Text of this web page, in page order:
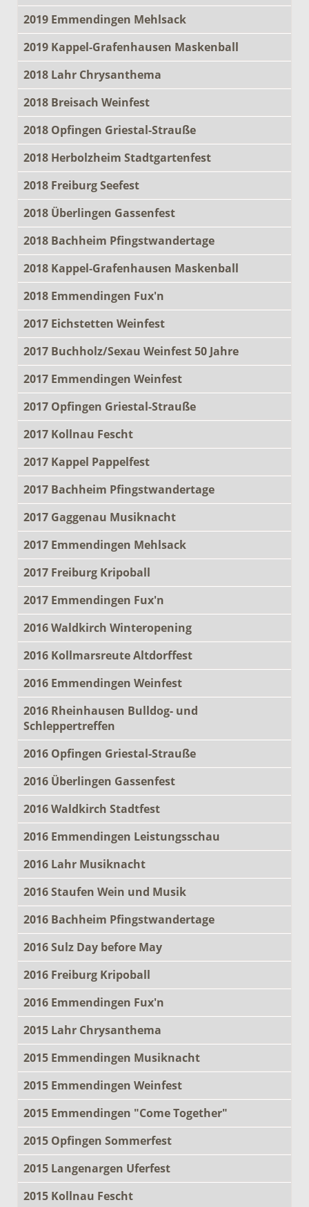
2019 Emmendingen Mehlsack
2019 Kappel-Grafenhausen Maskenball
2018 Lahr Chrysanthema
2018 Breisach Weinfest
2018 Opfingen Griestal-Strauße
2018 Herbolzheim Stadtgartenfest
2018 Freiburg Seefest
2018 Überlingen Gassenfest
2018 Bachheim Pfingstwandertage
2018 Kappel-Grafenhausen Maskenball
2018 Emmendingen Fux'n
2017 Eichstetten Weinfest
2017 Buchholz/Sexau Weinfest 50 Jahre
2017 Emmendingen Weinfest
2017 Opfingen Griestal-Strauße
2017 Kollnau Fescht
2017 Kappel Pappelfest
2017 Bachheim Pfingstwandertage
2017 Gaggenau Musiknacht
2017 Emmendingen Mehlsack
2017 Freiburg Kripoball
2017 Emmendingen Fux'n
2016 Waldkirch Winteropening
2016 Kollmarsreute Altdorffest
2016 Emmendingen Weinfest
2016 Rheinhausen Bulldog- und
Schleppertreffen
2016 Opfingen Griestal-Strauße
2016 Überlingen Gassenfest
2016 Waldkirch Stadtfest
2016 Emmendingen Leistungsschau
2016 Lahr Musiknacht
2016 Staufen Wein und Musik
2016 Bachheim Pfingstwandertage
2016 Sulz Day before May
2016 Freiburg Kripoball
2016 Emmendingen Fux'n
2015 Lahr Chrysanthema
2015 Emmendingen Musiknacht
2015 Emmendingen Weinfest
2015 Emmendingen "Come Together"
2015 Opfingen Sommerfest
2015 Langenargen Uferfest
2015 Kollnau Fescht